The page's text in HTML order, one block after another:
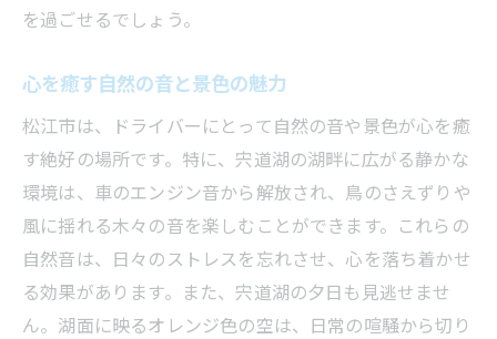
を過ごせるでしょう。
心を癒す自然の音と景色の魅力
松江市は、ドライバーにとって自然の音や景色が心を癒
す絶好の場所です。特に、宍道湖の湖畔に広がる静かな
環境は、車のエンジン音から解放され、鳥のさえずりや
風に揺れる木々の音を楽しむことができます。これらの
自然音は、日々のストレスを忘れさせ、心を落ち着かせ
る効果があります。また、宍道湖の夕日も見逃せませ
ん。湖面に映るオレンジ色の空は、日常の喧騒から切り